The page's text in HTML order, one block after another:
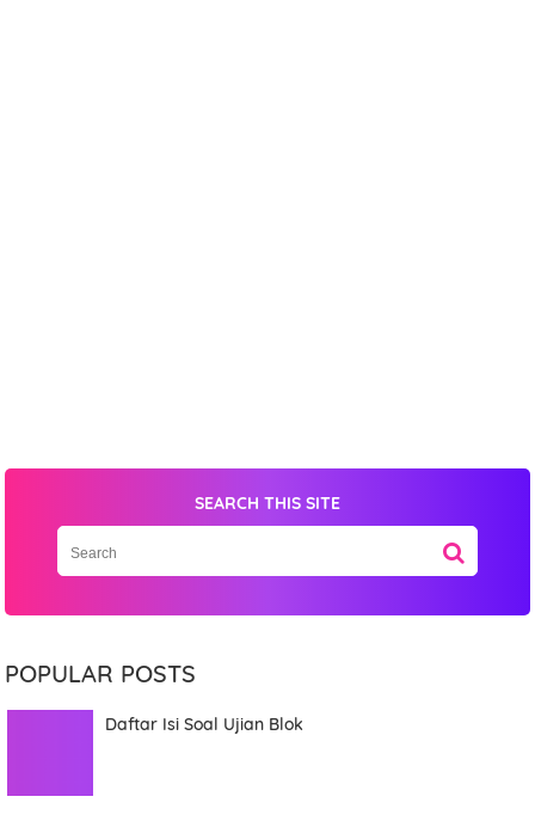
SEARCH THIS SITE
POPULAR POSTS
Daftar Isi Soal Ujian Blok
Mobile Phone Number